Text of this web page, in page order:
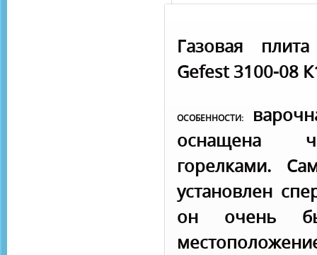
Газовая
Gefest 3100-08
ОСОБЕННОСТИ:
оснащена
горелками.
установлен
он очень